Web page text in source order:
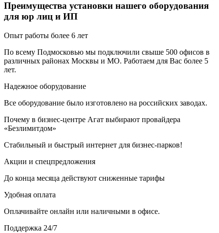
Преимущества установки нашего оборудования
для юр лиц и ИП
Опыт работы более 6 лет
По всему Подмосковью мы подключили свыше 500 офисов в
различных районах Москвы и МО. Работаем для Вас более 5
лет.
Надежное оборудование
Все оборудование было изготовлено на российских заводах.
Почему в бизнес-центре Агат выбирают провайдера
«Безлимитдом»
Стабильный и быстрый интернет для бизнес-парков!
Акции и спецпредложения
До конца месяца действуют сниженные тарифы
Удобная оплата
Оплачивайте онлайн или наличными в офисе.
Поддержка 24/7